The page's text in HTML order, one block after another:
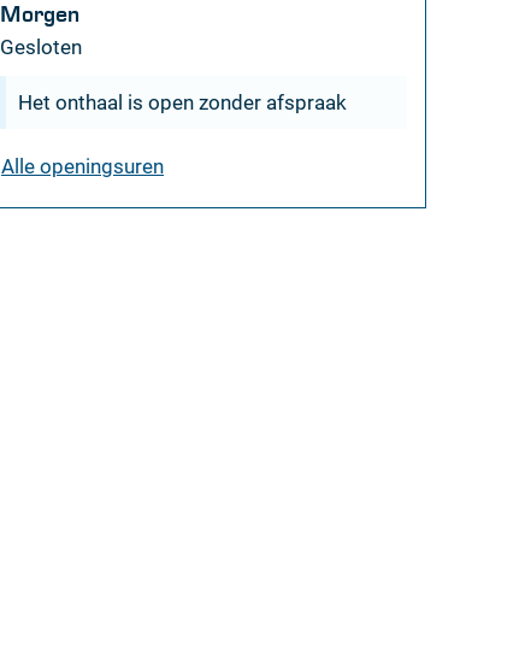
Morgen
Gesloten
Het onthaal is open zonder afspraak
Alle openingsurenburgerzaken